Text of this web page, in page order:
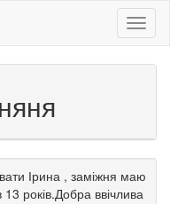
Ірина , заміжня маю
13 років.Добра ввічлива